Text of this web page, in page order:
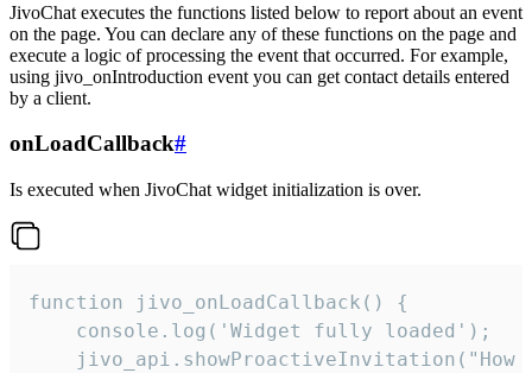
JivoChat executes the functions listed below to report about an event
on the page. You can declare any of these functions on the page and
execute a logic of processing the event that occurred. For example,
using jivo_onIntroduction event you can get contact details entered
by a client.
onLoadCallback#
Is executed when JivoChat widget initialization is over.
function jivo_onLoadCallback() {
    console.log('Widget fully loaded');
jivo_api.showProactiveInvitation("How